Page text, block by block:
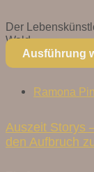
Der
Wald...
Ausführung
Ramona
Auszeit Storys
den Aufbruch